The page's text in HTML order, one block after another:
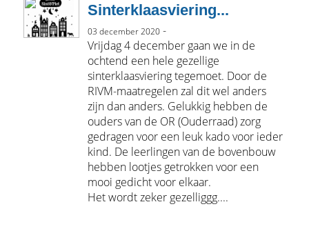
Sinterklaasviering...
03 december 2020 -
Vrijdag 4 december gaan we in de
ochtend een hele gezellige
sinterklaasviering tegemoet. Door de
RIVM-maatregelen zal dit wel anders
zijn dan anders. Gelukkig hebben de
ouders van de OR (Ouderraad) zorg
gedragen voor een leuk kado voor ieder
kind. De leerlingen van de bovenbouw
hebben lootjes getrokken voor een
mooi gedicht voor elkaar.
Het wordt zeker gezelliggg....